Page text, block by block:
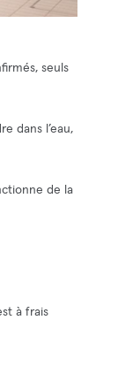
seuls
dans l’eau,
de la
à frais